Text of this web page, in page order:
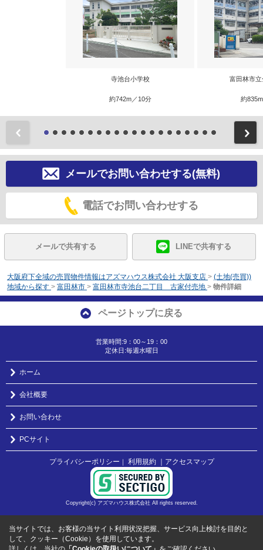
寺池台小学校
約742m／10分
富田林市
約
メールでお問い合わせする(無料)
電話でお問い合わせする
メールで共有する LINEで共有する
大阪府下全域の売買物件情報はアズマハウス株式会社 大阪支店 > (土地(売買))
地域から探す > 富田林市 > 富田林市寺池台二丁目 古家付売地 > 物件詳細
ページトップに戻る
営業時間:9：00～19：00
定休日:毎週水曜日
ホーム
会社概要
お問い合わせ
PCサイト
プライバシーポリシー ｜ 利用規約 ｜アクセスマップ
Copyright(c) アズマハウス株式会社 All rights reserved.
当サイトでは、お客様の当サイト利用状況把握、サービス向上検討を目的と
して、クッキー（Cookie）を使用しています。